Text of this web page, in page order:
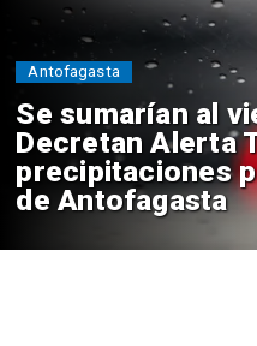
Se sumarían al
Decretan Alerta
precipitaciones
de Antofagasta
Antofagasta